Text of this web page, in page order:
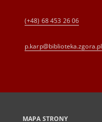
(+48) 68 453 26 06
p.karp@biblioteka.zgora.pl
MAPA STRONY